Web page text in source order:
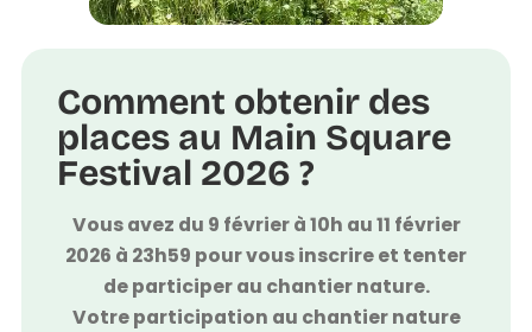
Comment obtenir des
places au Main Square
Festival 2026 ?
Vous avez du 9 février à 10h au 11 février
2026 à 23h59 pour vous inscrire et tenter
de participer au chantier nature.
Votre participation au chantier nature